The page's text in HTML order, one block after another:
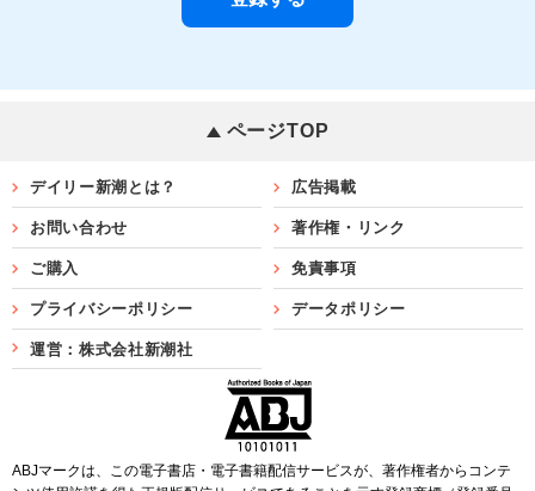
ページTOP
デイリー新潮とは？ 広告掲載
お問い合わせ 著作権・リンク
ご購入 免責事項
プライバシーポリシー データポリシー
運営：株式会社新潮社
ABJマークは、この電子書店・電子書籍配信サービスが、著作権者からコンテ